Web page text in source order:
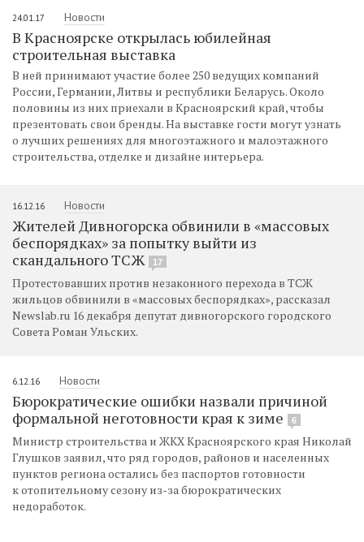
24.01.17 Новости
В Красноярске открылась юбилейная
строительная выставка
В ней принимают участие более 250 ведущих компаний
России, Германии, Литвы и республики Беларусь. Около
половины из них приехали в Красноярский край, чтобы
презентовать свои бренды. На выставке гости могут узнать
о лучших решениях для многоэтажного и малоэтажного
строительства, отделке и дизайне интерьера.
16.12.16 Новости
Жителей Дивногорска обвинили в «массовых
беспорядках» за попытку выйти из
скандального ТСЖ
17
Протестовавших против незаконного перехода в ТСЖ
жильцов обвинили в «массовых беспорядках», рассказал
Newslab.ru 16 декабря депутат дивногорского городского
Совета Роман Ульских.
6.12.16 Новости
Бюрократические ошибки назвали причиной
формальной неготовности края к зиме
6
Министр строительства и ЖКХ Красноярского края Николай
Глушков заявил, что ряд городов, районов и населенных
пунктов региона остались без паспортов готовности
к отопительному сезону из-за бюрократических
недоработок.